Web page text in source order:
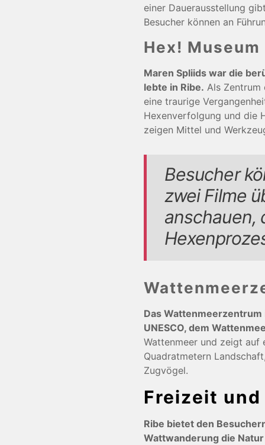
einer Dauerausstellung
Besucher können an
Hex!
Maren Spliids war die
lebte in Ribe. Als Zentrum
eine traurige
Hexenverfolgung und die
zeigen Mittel und
Besucher
zwei Filme
anschauen,
Das
UNESCO, dem
Wattenmeer und zeigt auf
Quadratmetern
Zugvögel.
Freizeit
Ribe bietet den
Wattwanderung die